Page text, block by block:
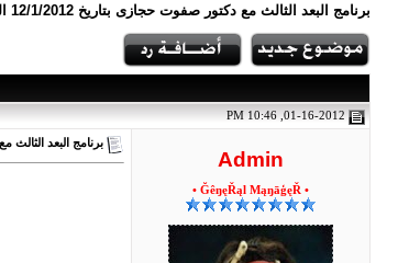
برنامج البعد الثالث مع دكتور صفوت حجازى بتاريخ 12/1/2012 البعد التالت 2012 صفوت الحجازى صفوت حجازي تحميل برنامج البعد الثالث
Admin
• ĞêŋęŘąl MąŋāģęŘ •
برنامج البعد الثالث مع